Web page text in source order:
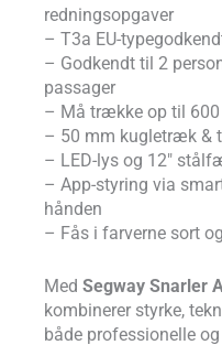
redningsopgaver
– T3a EU-
– Godkendt til 2
passager
– Må trække op til
– 50 mm kugletræk &
– LED-lys og 12″
– App-styring via
hånden
– Fås i farverne sort
Med Segway Snarler
kombinerer styrke,
både professionelle